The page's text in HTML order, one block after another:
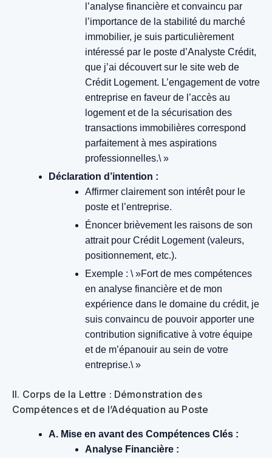
l’analyse financière et convaincu par
l’importance de la stabilité du marché
immobilier, je suis particulièrement
intéressé par le poste d’Analyste Crédit,
que j’ai découvert sur le site web de
Crédit Logement. L’engagement de votre
entreprise en faveur de l’accès au
logement et de la sécurisation des
transactions immobilières correspond
parfaitement à mes aspirations
professionnelles.\ »
Déclaration d’intention :
Affirmer clairement son intérêt pour le
poste et l’entreprise.
Énoncer brièvement les raisons de son
attrait pour Crédit Logement (valeurs,
positionnement, etc.).
Exemple : \ »Fort de mes compétences
en analyse financière et de mon
expérience dans le domaine du crédit, je
suis convaincu de pouvoir apporter une
contribution significative à votre équipe
et de m’épanouir au sein de votre
entreprise.\ »
II. Corps de la Lettre : Démonstration des
Compétences et de l’Adéquation au Poste
A. Mise en avant des Compétences Clés :
Analyse Financière :